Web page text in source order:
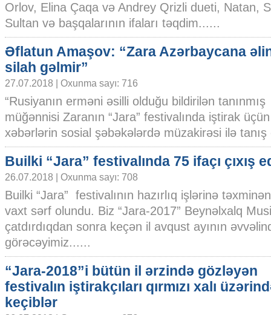
Orlov, Elina Çaqa və Andrey Qrizli dueti, Natan,
Sultan və başqalarının ifaları təqdim......
Əflatun Amaşov: “Zara Azərbaycana
silah gəlmir”
27.07.2018 | Oxunma sayı: 716
“Rusiyanın erməni əsilli olduğu bildirilən tanınmış
müğənnisi Zaranın “Jara” festivalında iştirak
xəbərlərin sosial şəbəkələrdə müzakirəsi ilə
Builki “Jara” festivalında 75 ifaçı çıxış
26.07.2018 | Oxunma sayı: 708
Builki “Jara” festivalının hazırlıq işlərinə
vaxt sərf olundu. Biz “Jara-2017” Beynəlxalq
çatdırdıqdan sonra keçən il avqust ayının
görəcəyimiz......
“Jara-2018”i bütün il ərzində gözləyən
festivalın iştirakçıları qırmızı xalı
keçiblər